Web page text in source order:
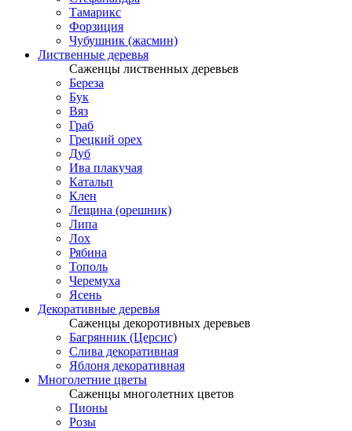
Тамарикс
Форзиция
Чубушник (жасмин)
Лиственные деревья
Саженцы лиственных деревьев
Береза
Бук
Вяз
Граб
Грецкий орех
Дуб
Ива плакучая
Катальп
Клен
Лещина (орешник)
Липа
Лох
Рябина
Тополь
Черемуха
Ясень
Декоративные деревья
Саженцы декоротивных деревьев
Багрянник (Церсис)
Слива декоративная
Яблоня декоративная
Многолетние цветы
Саженцы многолетних цветов
Пионы
Розы